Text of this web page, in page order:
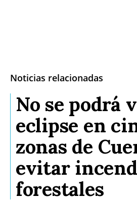
Noticias relacionadas
No se podrá
eclipse en
zonas de
evitar
forestales